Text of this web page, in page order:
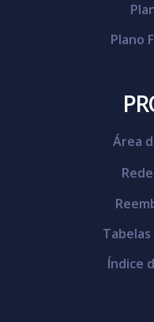
Plano
Área
Índice